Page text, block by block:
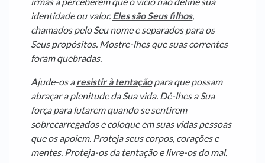
identidade ou valor. Eles são Seus filhos,
chamados pelo Seu nome e separados para os
Seus propósitos. Mostre-lhes que suas correntes
foram quebradas.
Ajude-os a resistir à tentação para que possam
abraçar a plenitude da Sua vida. Dê-lhes a Sua
força para lutarem quando se sentirem
sobrecarregados e coloque em suas vidas pessoas
que os apoiem. Proteja seus corpos, corações e
mentes. Proteja-os da tentação e livre-os do mal.